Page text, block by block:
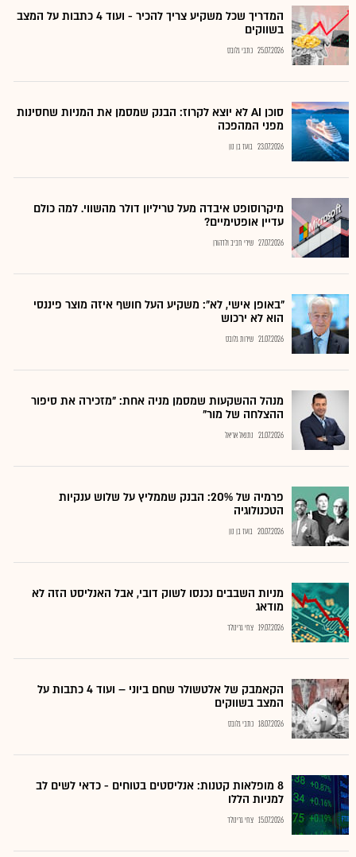
המדריך שכל משקיע צריך להכיר - ועוד 4 כתבות על המצב
בשווקים
25.07.2026 כתבי גלובס
סוכן AI לא יוצא לקרוז: הבנק שמסמן את המניות שחסינות
מפני המהפכה
23.07.2026 בועז בן נון
מיקרוסופט איבדה מעל טריליון דולר מהשווי. למה כולם
עדיין אופטימיים?
27.07.2026 שירי חביב ולדהורן
"באופן אישי, לא": משקיע העל חושף איזה מוצר פיננסי
הוא לא ירכוש
21.07.2026 שירות גלובס
מנהל ההשקעות שמסמן מניה אחת: "מזכירה את סיפור
ההצלחה של מור"
21.07.2026 נתנאל אריאל
פרמיה של 20%: הבנק שממליץ על שלוש ענקיות
הטכנולוגיה
20.07.2026 בועז בן נון
מניות השבבים נכנסו לשוק דובי, אבל האנליסט הזה לא
מודאג
19.07.2026 צחי גרינולד
הקאמבק של אלטשולר שחם ביוני – ועוד 4 כתבות על
המצב בשווקים
18.07.2026 כתבי גלובס
8 מופלאות קטנות: אנליסטים בטוחים - כדאי לשים לב
למניות הללו
15.07.2026 צחי גרינולד